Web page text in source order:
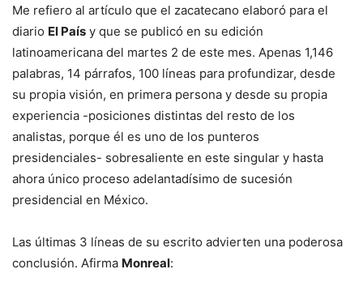
Me refiero al artículo que el zacatecano elaboró para el
diario El País y que se publicó en su edición
latinoamericana del martes 2 de este mes. Apenas 1,146
palabras, 14 párrafos, 100 líneas para profundizar, desde
su propia visión, en primera persona y desde su propia
experiencia -posiciones distintas del resto de los
analistas, porque él es uno de los punteros
presidenciales- sobresaliente en este singular y hasta
ahora único proceso adelantadísimo de sucesión
presidencial en México.
Las últimas 3 líneas de su escrito advierten una poderosa
conclusión. Afirma Monreal: